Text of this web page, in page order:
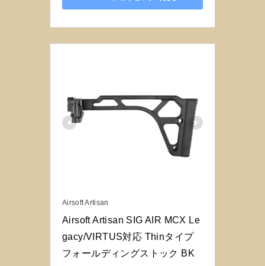
Airsoft Artisan
Airsoft Artisan SIG AIR MCX Le
gacy/VIRTUS対応 Thinタイプ
フォールディングストック BK